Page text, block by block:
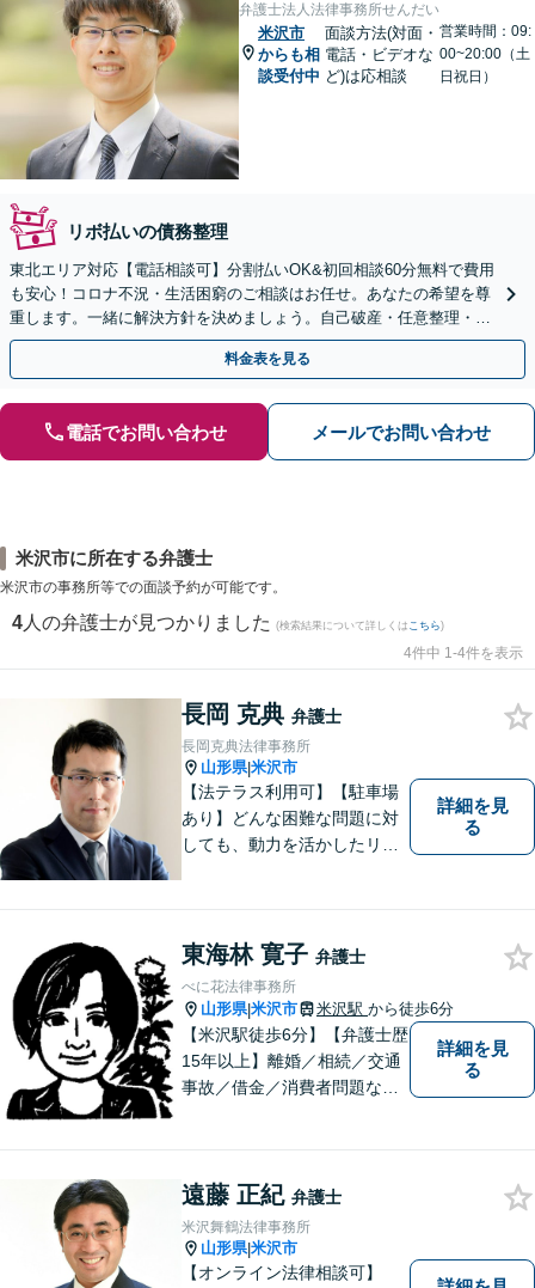
弁護士法人法律事務所せんだい
米沢市
からも相
談受付中
面談方法(対面・
電話・ビデオな
ど)は応相談
営業時間：09:
00~20:00（土
日祝日）
リボ払いの債務整理
東北エリア対応【電話相談可】分割払いOK&初回相談60分無料で費用
も安心！コロナ不況・生活困窮のご相談はお任せ。あなたの希望を尊
重します。一緒に解決方針を決めましょう。自己破産・任意整理・個
人再生・時効の援用など実績多数【完全個室】
料金表を見る
電話でお問い合わせ メールでお問い合わせ
米沢市に所在する弁護士
米沢市の事務所等での面談予約が可能です。
4 人の弁護士が見つかりました (検索結果について詳しくは こちら)
4件中 1-4件を表示
長岡 克典 弁護士
長岡克典法律事務所
山形県|米沢市
【法テラス利用可】【駐車場
あり】どんな困難な問題に対
しても、動力を活かしたリー
るよう努力することで早期解
決を目指します。 お気軽にご
相談ください。
詳細を見
る
東海林 寛子 弁護士
べに花法律事務所
山形県|米沢市 米沢駅 から徒歩6分
【米沢駅徒歩6分】【弁護士歴
15年以上】離婚／相続／交通
事故／借金／消費者問題な
詳細を見
る
遠藤 正紀 弁護士
米沢舞鶴法律事務所
山形県|米沢市
【オンライン法律相談可】